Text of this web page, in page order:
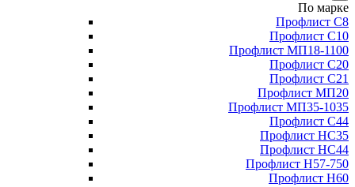
По марке
Профлист С8
Профлист С10
Профлист МП18-1100
Профлист С20
Профлист С21
Профлист МП20
Профлист МП35-1035
Профлист С44
Профлист НС35
Профлист НС44
Профлист Н57-750
Профлист Н60